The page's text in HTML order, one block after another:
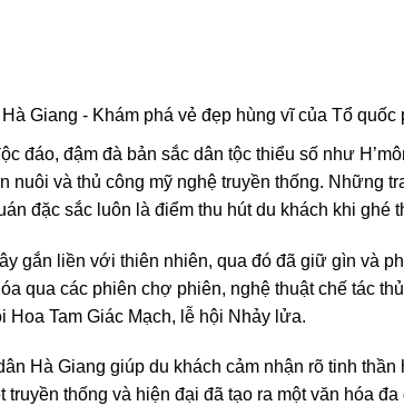
đáo, đậm đà bản sắc dân tộc thiểu số như
nuôi và thủ công mỹ nghệ truyền thống. Những
đặc sắc luôn là điểm thu hút du khách khi ghé
gắn liền với thiên nhiên, qua đó đã giữ gìn và
qua các phiên chợ phiên, nghệ thuật chế tác
Tam Giác Mạch, lễ hội Nhảy lửa.
Hà Giang giúp du khách cảm nhận rõ tinh
thống và hiện đại đã tạo ra một văn hóa